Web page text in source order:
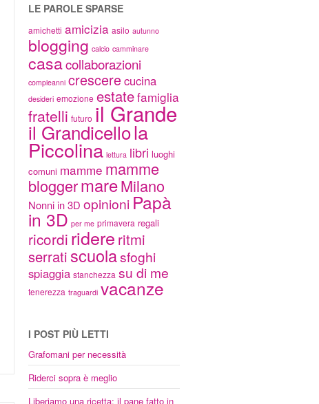
LE PAROLE SPARSE
amichetti amicizia asilo autunno
blogging calcio camminare
casacollaborazioni
compleanni crescere cucina
desideri emozione estatefamiglia
fratelli futuro il Grande
il Grandicellola
Piccolina lettura libri luoghi
comuni mamme mamme
bloggermareMilano
Nonni in 3D opinioni Papà
in 3D per me primavera regali
ricordi ridere ritmi
serrati scuolasfoghi
spiaggia stanchezza su di me
tenerezza traguardi vacanze
I POST PIÙ LETTI
Grafomani per necessità
Riderci sopra è meglio
Liberiamo una ricetta: il pane fatto in